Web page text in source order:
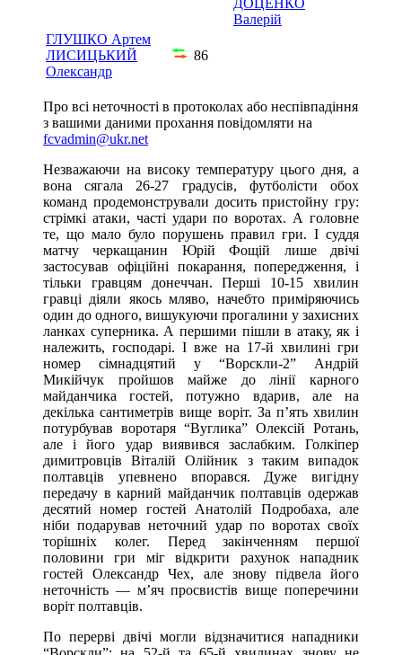
Валерій
ГЛУШКО Артем
ЛИСИЦЬКИЙ
Олександр
86
Про всі неточності в протоколах або неспівпадіння
з вашими даними прохання повідомляти на
fcvadmin@ukr.net
Незважаючи на високу температуру цього дня, а
вона сягала 26-27 градусів, футболісти обох
команд продемонстрували досить пристойну гру:
стрімкі атаки, часті удари по воротах. А головне
те, що мало було порушень правил гри. І суддя
матчу черкащанин Юрій Фощій лише двічі
застосував офіційні покарання, попередження, і
тільки гравцям донеччан. Перші 10-15 хвилин
гравці діяли якось мляво, начебто приміряючись
один до одного, вишукуючи прогалини у захисних
ланках суперника. А першими пішли в атаку, як і
належить, господарі. І вже на 17-й хвилині гри
номер сімнадцятий у “Ворскли-2” Андрій
Микійчук пройшов майже до лінії карного
майданчика гостей, потужно вдарив, але на
декілька сантиметрів вище воріт. За п’ять хвилин
потурбував воротаря “Вуглика” Олексій Ротань,
але і його удар виявився заслабким. Голкіпер
димитровців Віталій Олійник з таким випадок
полтавців упевнено впорався. Дуже вигідну
передачу в карний майданчик полтавців одержав
десятий номер гостей Анатолій Подробаха, але
ніби подарував неточний удар по воротах своїх
торішніх колег. Перед закінченням першої
половини гри міг відкрити рахунок нападник
гостей Олександр Чех, але знову підвела його
неточність — м’яч просвистів вище поперечини
воріт полтавців.
По перерві двічі могли відзначитися нападники